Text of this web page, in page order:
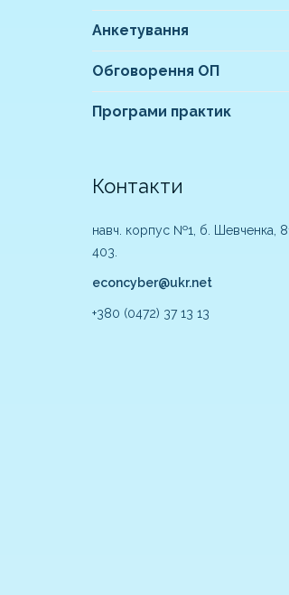
Анкетування
Обговорення ОП
Програми практик
Контакти
навч. корпус №1, б. Шевченка,
403.
econcyber@ukr.net
+380 (0472) 37 13 13